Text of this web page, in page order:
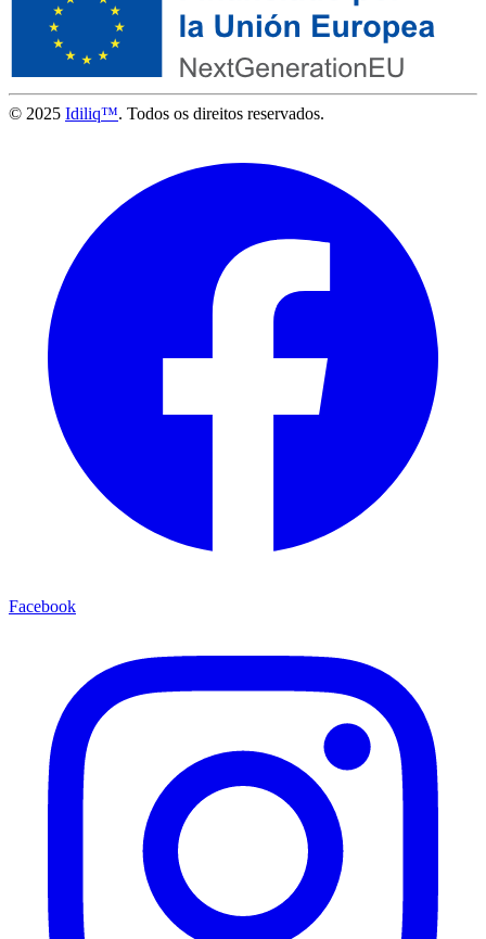
© 2025 Idiliq™. Todos os direitos reservados.
Facebook